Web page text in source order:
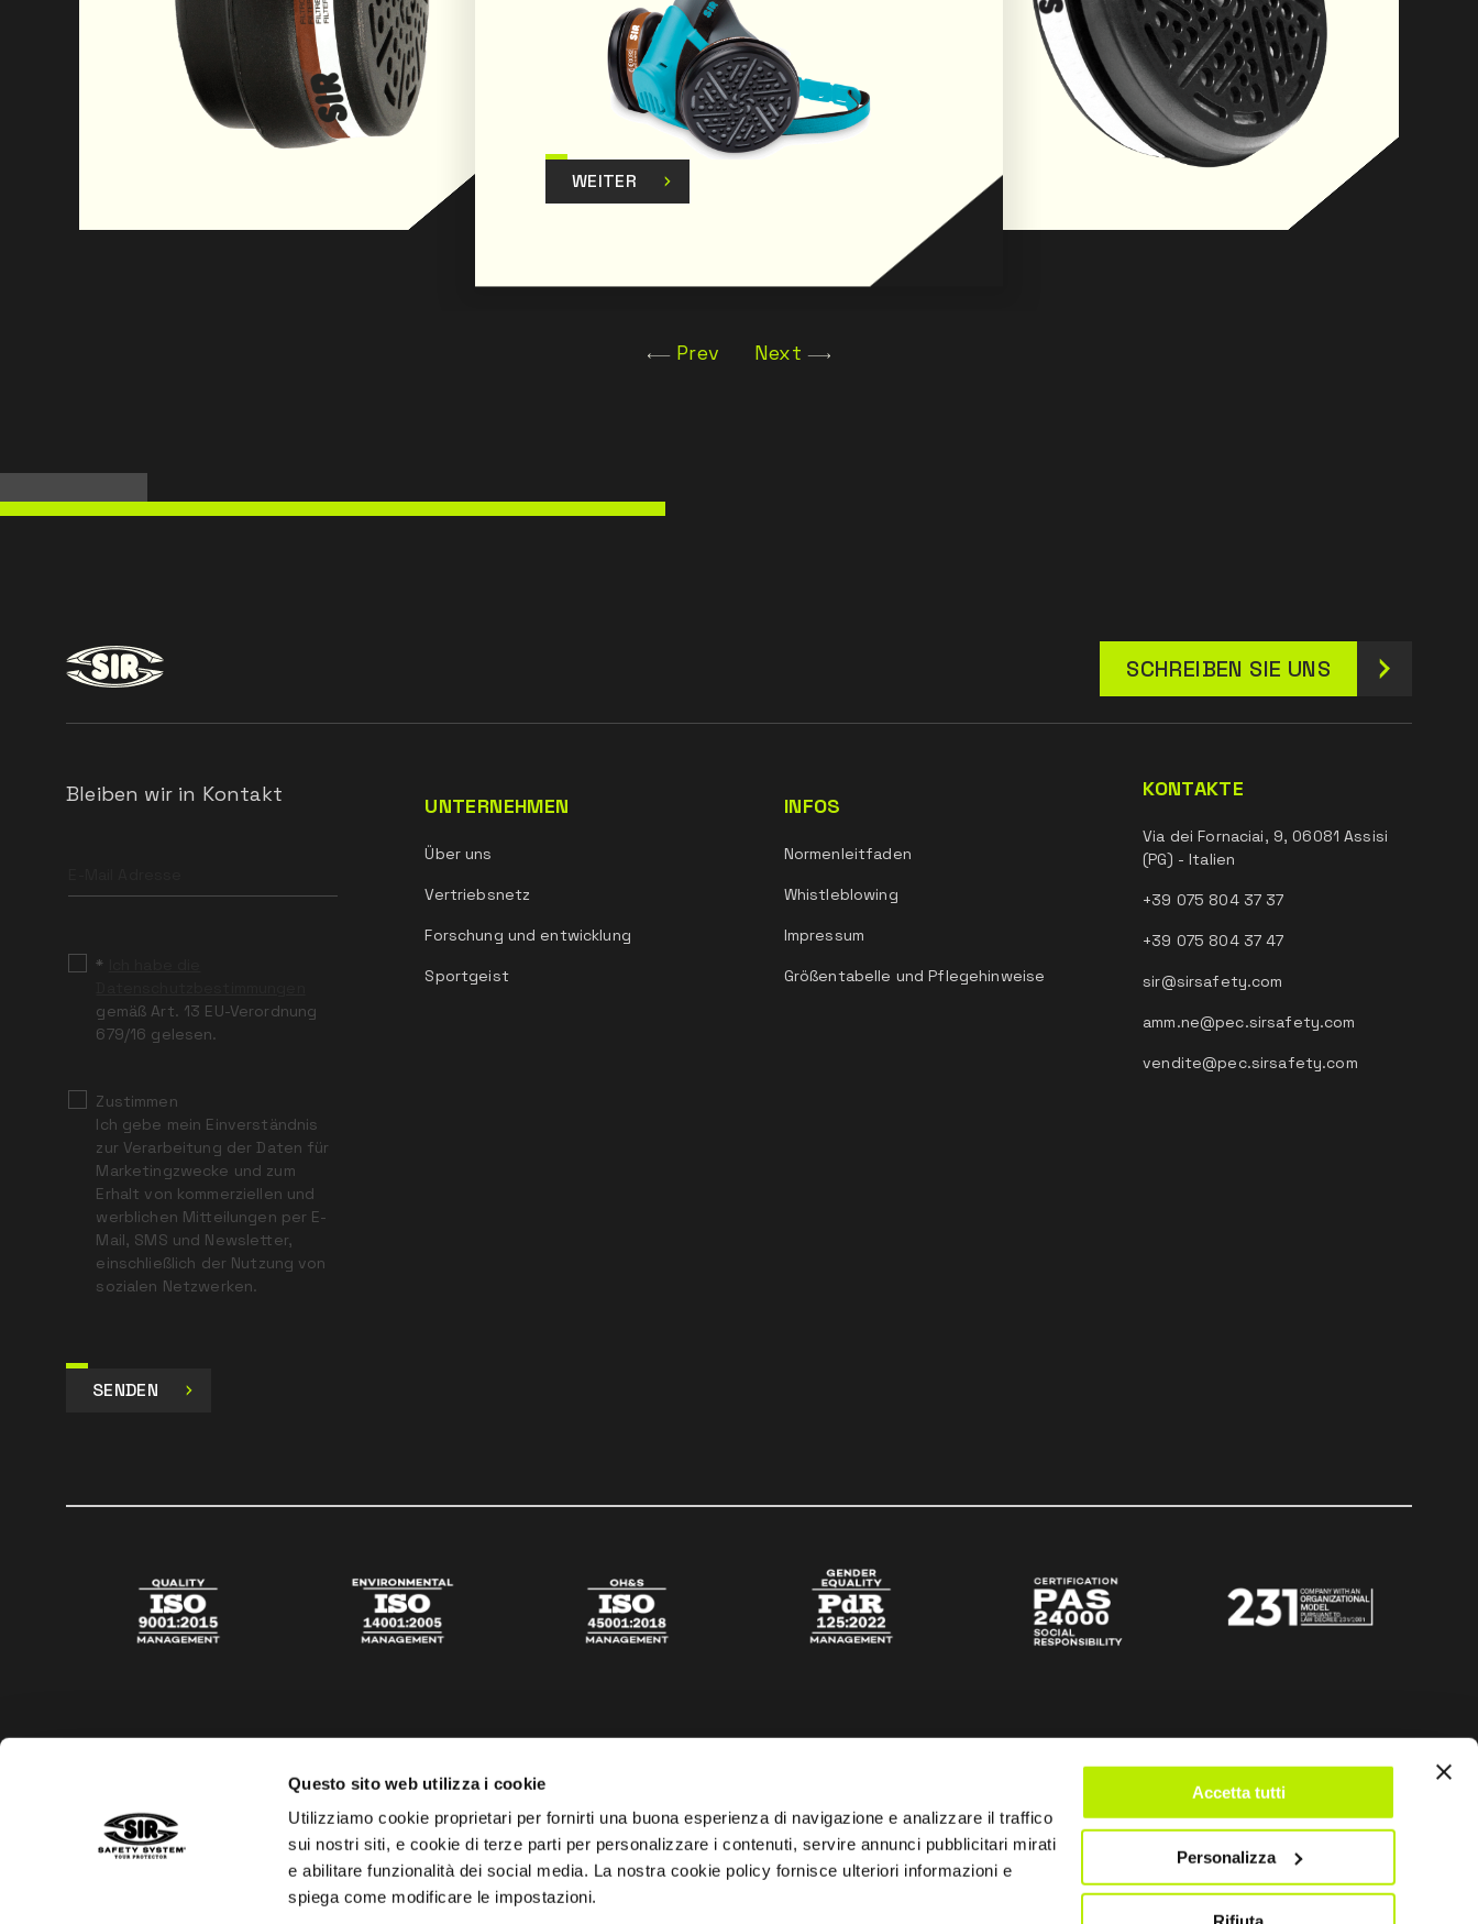
Questo sito web utilizza i cookie
Utilizziamo cookie proprietari per fornirti una buona esperienza di navigazione e analizzare il traffico
sui nostri siti, e cookie di terze parti per personalizzare i contenuti, servire annunci pubblicitari mirati
e abilitare funzionalità dei social media. La nostra cookie policy fornisce ulteriori informazioni e
spiega come modificare le impostazioni.
Accetta tutti
Personalizza
WEITER
Prev Next
SCHREIBEN SIE UNS
Bleiben wir in Kontakt
field
*
gemäß Art. 13 EU-Verordnung
679/16 gelesen.
Zustimmen
Ich gebe mein Einverständnis
zur Verarbeitung der Daten für
Marketingzwecke und zum
Erhalt von kommerziellen und
werblichen Mitteilungen per E-
Mail, SMS und Newsletter,
einschließlich der Nutzung von
sozialen Netzwerken.
SENDEN
UNTERNEHMEN
Über uns
Vertriebsnetz
Forschung und entwicklung
Sportgeist
INFOS
Normenleitfaden
Whistleblowing
Impressum
Größentabelle und Pflegehinweise
KONTAKTE
Via dei Fornaciai, 9, 06081 Assisi
(PG) - Italien
+39 075 804 37 37
+39 075 804 37 47
sir@sirsafety.com
amm.ne@pec.sirsafety.com
vendite@pec.sirsafety.com